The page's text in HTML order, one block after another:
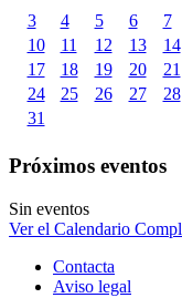
3
4 5 6 7
10
11 12 13 14
17
18 19 20 21
24
25 26 27 28
31
Próximos eventos
Sin eventos
Ver el Calendario
Contacta
Aviso legal